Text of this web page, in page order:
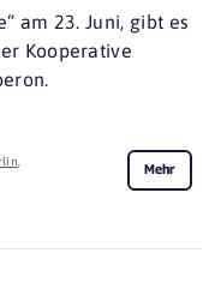
am 23. Juni, gibt es
Kooperative
,
Mehr